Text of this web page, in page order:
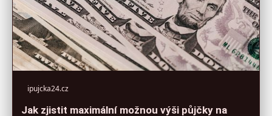
ipujcka24.cz
Jak zjistit maximální možnou výši půjčky na